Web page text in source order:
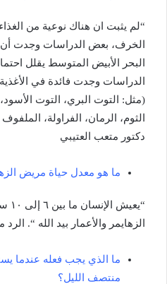
“لم يثبت ان هناك نوعية من
الخرف، بعض الدراسات وجدت أن
البحر الأبيض المتوسط يقلل
الدراسات وجدت فائدة في
(مثل: التوت البري، التوت
الثوم، الرمان، الفراولة،
دكتور متعب العتيبي
ما هو معدل حياة مريض
الزهايمر والأعمار بيد الله “.
ما الذي يجب فعله عندما
منتصف الليل؟